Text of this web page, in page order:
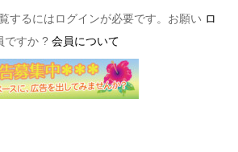
するにはログインが必要です。お願い ロ
ですか ? 会員について